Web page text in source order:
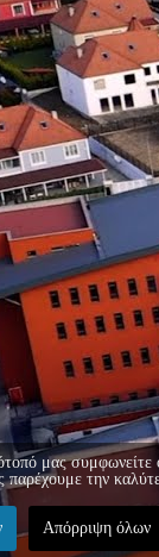
μας συμφωνείτε
παρέχουμε την
Απόρριψη όλων